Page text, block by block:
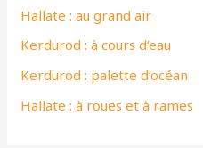
h
e
r
Hallate : au grand air
Kerdurod : à cours d’eau
Kerdurod : palette d’océan
Hallate : à roues et à rames